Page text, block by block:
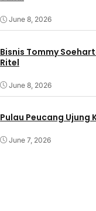
June 8, 2026
Bisnis Tommy
Ritel
June 8, 2026
Pulau Peucang Ujung
June 7, 2026